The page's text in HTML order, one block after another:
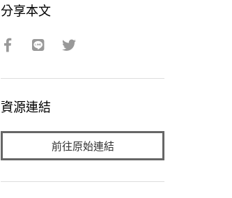
分享本文
資源連結
前往原始連結